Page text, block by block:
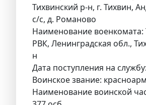
Тихвинский р-н, г. Тихвин,
с/с, д. Романово
Наименование военкомата:
РВК, Ленинградская обл.,
н
Дата поступления на
Воинское звание:
Наименование воинской